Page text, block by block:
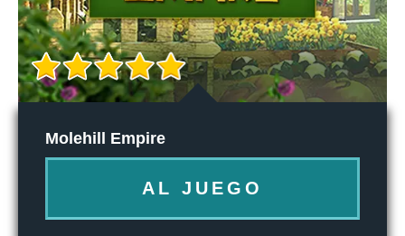
Molehill Empire
AL JUEGO